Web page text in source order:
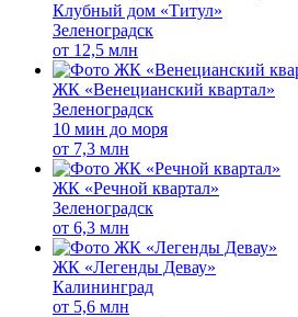
Клубный дом «Титул»
Зеленоградск
от 12,5 млн
ЖК «Венецианский квартал»
Зеленоградск
10 мин до моря
от 7,3 млн
ЖК «Речной квартал»
Зеленоградск
от 6,3 млн
ЖК «Легенды Девау»
Калининград
от 5,6 млн